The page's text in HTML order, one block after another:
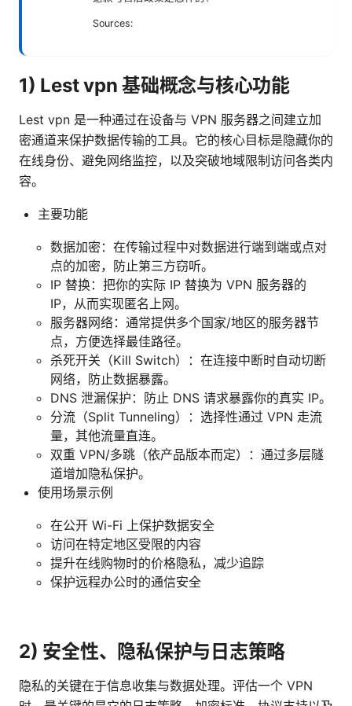
Sources:
1) Lest vpn 基础概念与核心功能
Lest vpn 是一种通过在设备与 VPN 服务器之间建立加
密通道来保护数据传输的工具。它的核心目标是隐藏你的
在线身份、避免网络监控，以及突破地域限制访问各类内
容。
主要功能
数据加密：在传输过程中对数据进行端到端或点对
点的加密，防止第三方窃听。
IP 替换：把你的实际 IP 替换为 VPN 服务器的
IP，从而实现匿名上网。
服务器网络：通常提供多个国家/地区的服务器节
点，方便选择最佳路径。
杀死开关（Kill Switch）：在连接中断时自动切断
网络，防止数据暴露。
DNS 泄漏保护：防止 DNS 请求暴露你的真实 IP。
分流（Split Tunneling）：选择性通过 VPN 走流
量，其他流量直连。
双重 VPN/多跳（依产品版本而定）：通过多层隧
道增加隐私保护。
使用场景示例
在公开 Wi-Fi 上保护数据安全
访问在特定地区受限的内容
提升在线购物时的价格隐私，减少追踪
保护远程办公时的通信安全
2) 安全性、隐私保护与日志策略
隐私的关键在于信息收集与数据处理。评估一个 VPN